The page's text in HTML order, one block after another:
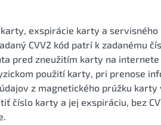
exspirácie karty a servisného
CVV2 kód patrí k zadanému
pred zneužitím karty na
použití karty, pri prenose
z magnetického prúžku karty
číslo karty a jej exspiráciu, bez